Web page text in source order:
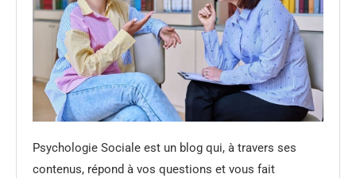
Psychologie Sociale est un blog qui, à travers ses
contenus, répond à vos questions et vous fait